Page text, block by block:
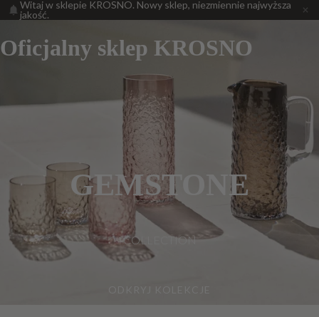
Witaj w sklepie KROSNO. Nowy sklep, niezmiennie najwyższa
jakość.
Oficjalny sklep KROSNO
GEMSTONE
COLLECTION